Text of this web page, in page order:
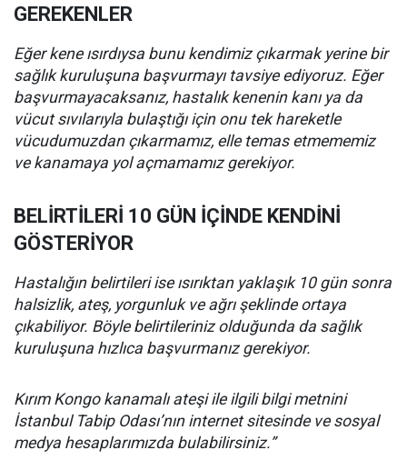
GEREKENLER
Eğer kene ısırdıysa bunu kendimiz çıkarmak yerine bir
sağlık kuruluşuna başvurmayı tavsiye ediyoruz. Eğer
başvurmayacaksanız, hastalık kenenin kanı ya da
vücut sıvılarıyla bulaştığı için onu tek hareketle
vücudumuzdan çıkarmamız, elle temas etmememiz
ve kanamaya yol açmamamız gerekiyor.
BELİRTİLERİ 10 GÜN İÇİNDE KENDİNİ
GÖSTERİYOR
Hastalığın belirtileri ise ısırıktan yaklaşık 10 gün sonra
halsizlik, ateş, yorgunluk ve ağrı şeklinde ortaya
çıkabiliyor. Böyle belirtileriniz olduğunda da sağlık
kuruluşuna hızlıca başvurmanız gerekiyor.
Kırım Kongo kanamalı ateşi ile ilgili bilgi metnini
İstanbul Tabip Odası’nın internet sitesinde ve sosyal
medya hesaplarımızda bulabilirsiniz.”